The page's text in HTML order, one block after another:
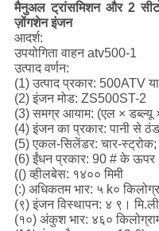
मैनुअल ट्रांसमिशन और 2
ज़ोंगशेन इंजन
आदर्श:
उपयोगिता वाहन atv500-1
उत्पाद वर्णन:
(1) उत्पाद प्रकार: 500ATV
(2) इंजन मोड: ZS500ST-2
(3) समग्र आयाम: (एल × डब्ल्यू
(4) इंजन का प्रकार: पानी से
(5) एकल-सिलेंडर: चार-स्ट्रोक;
(6) ईंधन प्रकार: 90 # के
(() व्हीलबेस: १४०० मिमी
(:) अधिकतम भार: ५ k०
(९) इंजन विस्थापन: ४ ९।
(१०) अंकुश भार: ४६०